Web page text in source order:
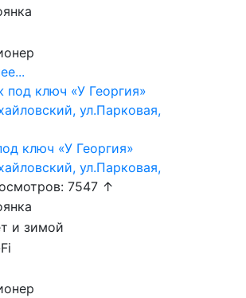
ключ «У Георгия»
ул.Парковая,
7547 ↑